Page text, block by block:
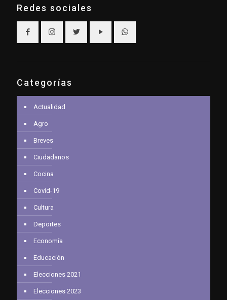
Redes sociales
Categorías
Actualidad
Agro
Breves
Ciudadanos
Cocina
Covid-19
Cultura
Deportes
Economía
Educación
Elecciones 2021
Elecciones 2023